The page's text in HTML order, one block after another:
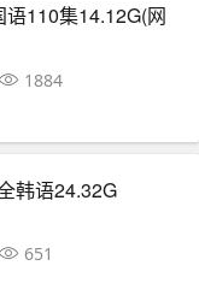
110集14.12G(网
1884
韩语24.32G
651